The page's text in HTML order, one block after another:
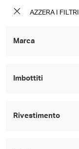
AZZERA I FILTRI
Marca
Imbottiti
Rivestimento